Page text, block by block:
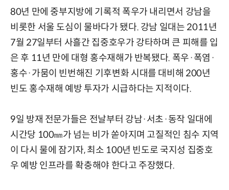
80년 만에 중부지방에 기록적 폭우가 내리면서 강남을
비롯한 서울 도심이 물바다가 됐다. 강남 일대는 2011년
7월 27일부터 사흘간 집중호우가 강타하며 큰 피해를 입
은 후 11년 만에 대형 홍수재해가 반복됐다. 폭우·폭염·
홍수·가뭄이 빈번해진 기후변화 시대를 대비해 200년
빈도 홍수재해 예방 투자가 시급하다는 지적이다.
9일 방재 전문가들은 전날부터 강남·서초·동작 일대에
시간당 100㎜가 넘는 비가 쏟아지며 고질적인 침수 지역
이 다시 물에 잠기자, 최소 100년 빈도로 국지성 집중호
우 예방 인프라를 확충해야 한다고 주장했다.